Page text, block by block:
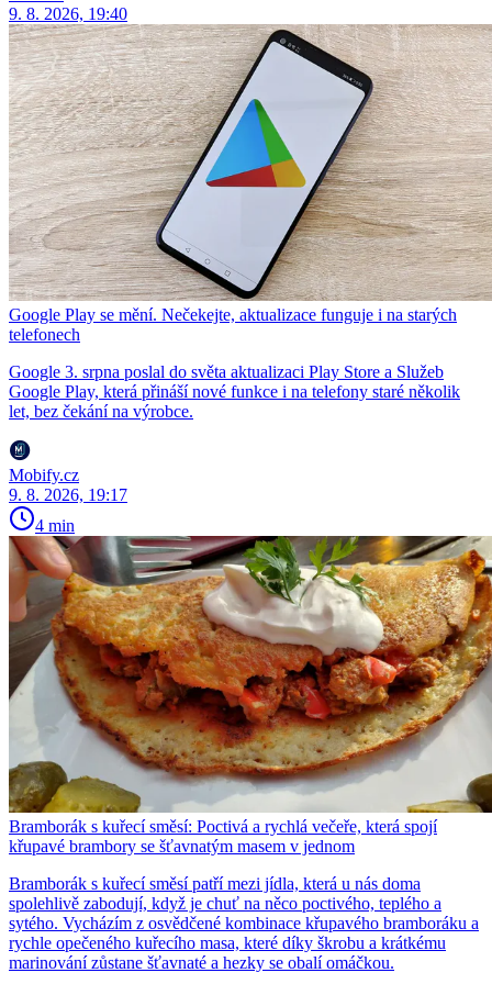
9. 8. 2026, 19:40
Google Play se mění. Nečekejte, aktualizace funguje i na starých
telefonech
Google 3. srpna poslal do světa aktualizaci Play Store a Služeb
Google Play, která přináší nové funkce i na telefony staré několik
let, bez čekání na výrobce.
Mobify.cz
9. 8. 2026, 19:17
4 min
Bramborák s kuřecí směsí: Poctivá a rychlá večeře, která spojí
křupavé brambory se šťavnatým masem v jednom
Bramborák s kuřecí směsí patří mezi jídla, která u nás doma
spolehlivě zabodují, když je chuť na něco poctivého, teplého a
sytého. Vycházím z osvědčené kombinace křupavého bramboráku a
rychle opečeného kuřecího masa, které díky škrobu a krátkému
marinování zůstane šťavnaté a hezky se obalí omáčkou.